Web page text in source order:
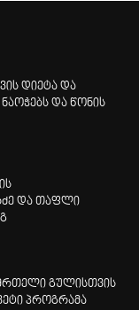
დიეტა და
და წონის
და თაფლი
გულისთვის
პროგრამა